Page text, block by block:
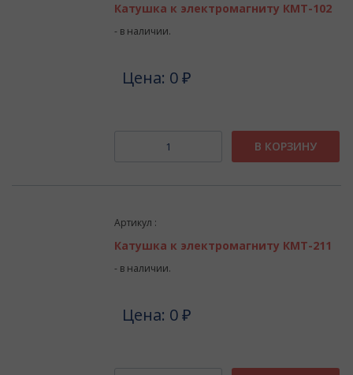
Катушка к электромагниту КМТ-102
- в наличии.
Цена: 0 ₽
В КОРЗИНУ
Артикул :
Катушка к электромагниту КМТ-211
- в наличии.
Цена: 0 ₽